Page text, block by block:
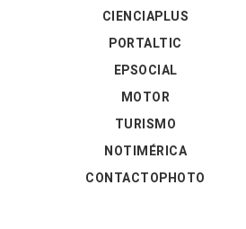
CIENCIAPLUS
PORTALTIC
EPSOCIAL
MOTOR
TURISMO
NOTIMÉRICA
CONTACTOPHOTO